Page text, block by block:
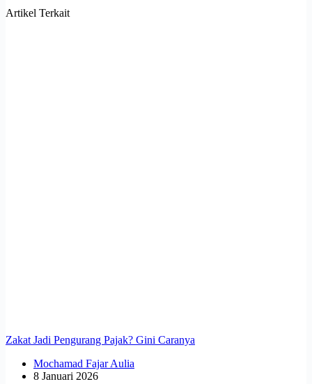
Artikel Terkait
Zakat Jadi Pengurang Pajak? Gini Caranya
Mochamad Fajar Aulia
8 Januari 2026